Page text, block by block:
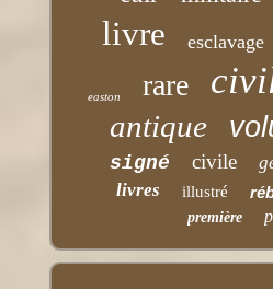
livre esclavage
easton rare
antique
signé civile
livres illustré
première